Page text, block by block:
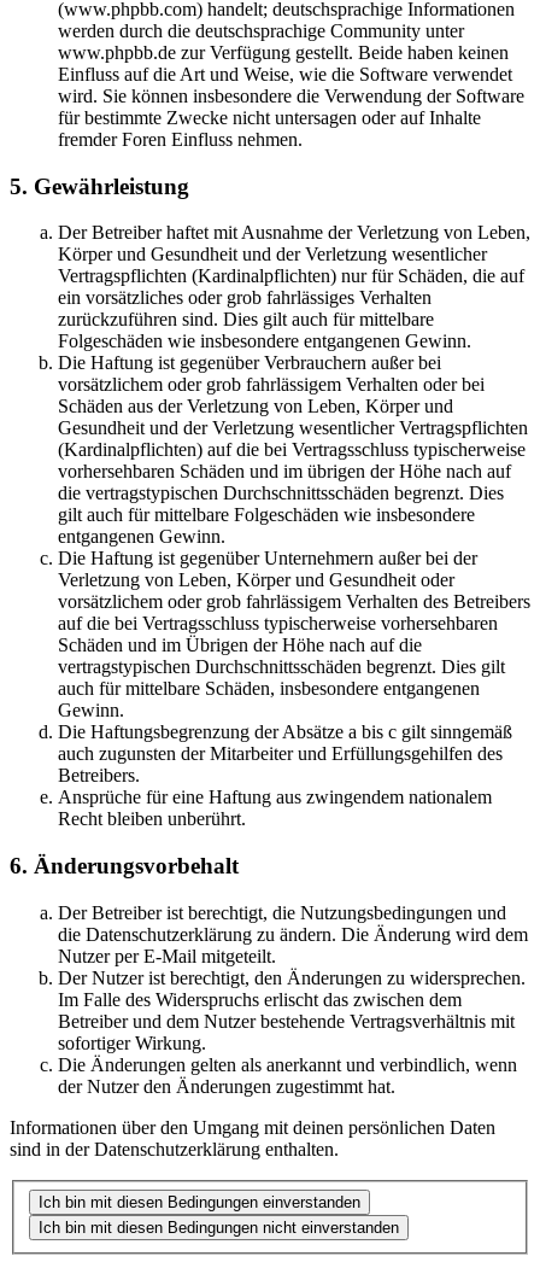
(www.phpbb.com) handelt; deutschsprachige Informationen
werden durch die deutschsprachige Community unter
www.phpbb.de zur Verfügung gestellt. Beide haben keinen
Einfluss auf die Art und Weise, wie die Software verwendet
wird. Sie können insbesondere die Verwendung der Software
für bestimmte Zwecke nicht untersagen oder auf Inhalte
fremder Foren Einfluss nehmen.
5. Gewährleistung
Der Betreiber haftet mit Ausnahme der Verletzung von Leben,
Körper und Gesundheit und der Verletzung wesentlicher
Vertragspflichten (Kardinalpflichten) nur für Schäden, die auf
ein vorsätzliches oder grob fahrlässiges Verhalten
zurückzuführen sind. Dies gilt auch für mittelbare
Folgeschäden wie insbesondere entgangenen Gewinn.
Die Haftung ist gegenüber Verbrauchern außer bei
vorsätzlichem oder grob fahrlässigem Verhalten oder bei
Schäden aus der Verletzung von Leben, Körper und
Gesundheit und der Verletzung wesentlicher Vertragspflichten
(Kardinalpflichten) auf die bei Vertragsschluss typischerweise
vorhersehbaren Schäden und im übrigen der Höhe nach auf
die vertragstypischen Durchschnittsschäden begrenzt. Dies
gilt auch für mittelbare Folgeschäden wie insbesondere
entgangenen Gewinn.
Die Haftung ist gegenüber Unternehmern außer bei der
Verletzung von Leben, Körper und Gesundheit oder
vorsätzlichem oder grob fahrlässigem Verhalten des Betreibers
auf die bei Vertragsschluss typischerweise vorhersehbaren
Schäden und im Übrigen der Höhe nach auf die
vertragstypischen Durchschnittsschäden begrenzt. Dies gilt
auch für mittelbare Schäden, insbesondere entgangenen
Gewinn.
Die Haftungsbegrenzung der Absätze a bis c gilt sinngemäß
auch zugunsten der Mitarbeiter und Erfüllungsgehilfen des
Betreibers.
Ansprüche für eine Haftung aus zwingendem nationalem
Recht bleiben unberührt.
6. Änderungsvorbehalt
Der Betreiber ist berechtigt, die Nutzungsbedingungen und
die Datenschutzerklärung zu ändern. Die Änderung wird dem
Nutzer per E-Mail mitgeteilt.
Der Nutzer ist berechtigt, den Änderungen zu widersprechen.
Im Falle des Widerspruchs erlischt das zwischen dem
Betreiber und dem Nutzer bestehende Vertragsverhältnis mit
sofortiger Wirkung.
Die Änderungen gelten als anerkannt und verbindlich, wenn
der Nutzer den Änderungen zugestimmt hat.
Informationen über den Umgang mit deinen persönlichen Daten
sind in der Datenschutzerklärung enthalten.